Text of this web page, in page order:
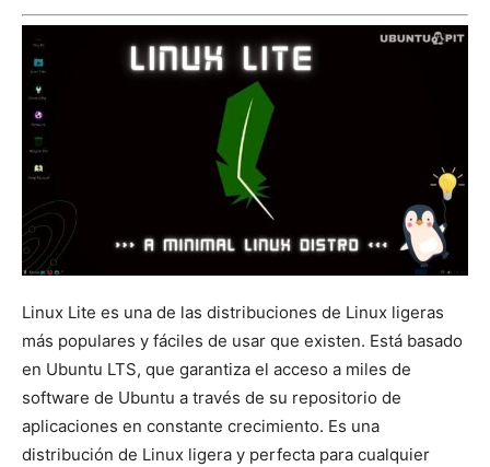
Linux Lite es una de las distribuciones de Linux ligeras
más populares y fáciles de usar que existen. Está basado
en Ubuntu LTS, que garantiza el acceso a miles de
software de Ubuntu a través de su repositorio de
aplicaciones en constante crecimiento. Es una
distribución de Linux ligera y perfecta para cualquier